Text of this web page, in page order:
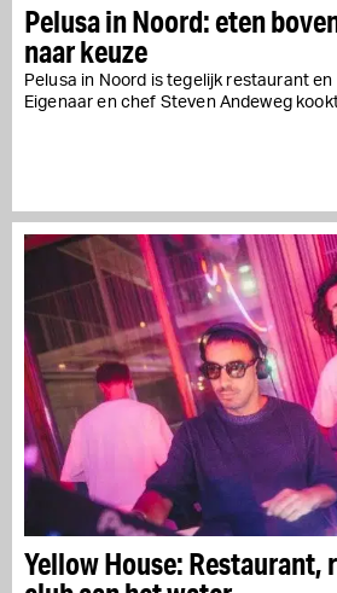
Pelusa in Noord: eten
naar keuze
Pelusa in Noord is tegelijk restaurant en
Eigenaar en chef Steven Andeweg
Yellow House: Restaurant,